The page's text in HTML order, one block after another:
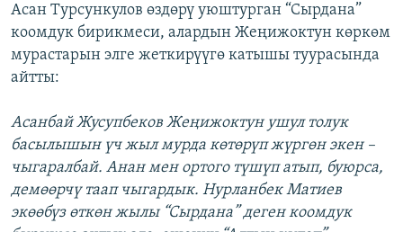
Асан Турсункулов өздөрү уюштурган “Сырдана”
коомдук бирикмеси, алардын Жеңижоктун көркөм
мурастарын элге жеткирүүгө катышы туурасында
айтты:
Асанбай Жусупбеков Жеңижоктун ушул толук
басылышын үч жыл мурда көтөрүп жүргөн экен –
чыгаралбай. Анан мен ортого түшүп атып, буюрса,
демөөрчү таап чыгардык. Нурланбек Матиев
экөөбүз өткөн жылы “Сырдана” деген коомдук